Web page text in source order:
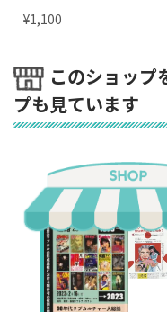
¥1,100
このショップ
プも見ています